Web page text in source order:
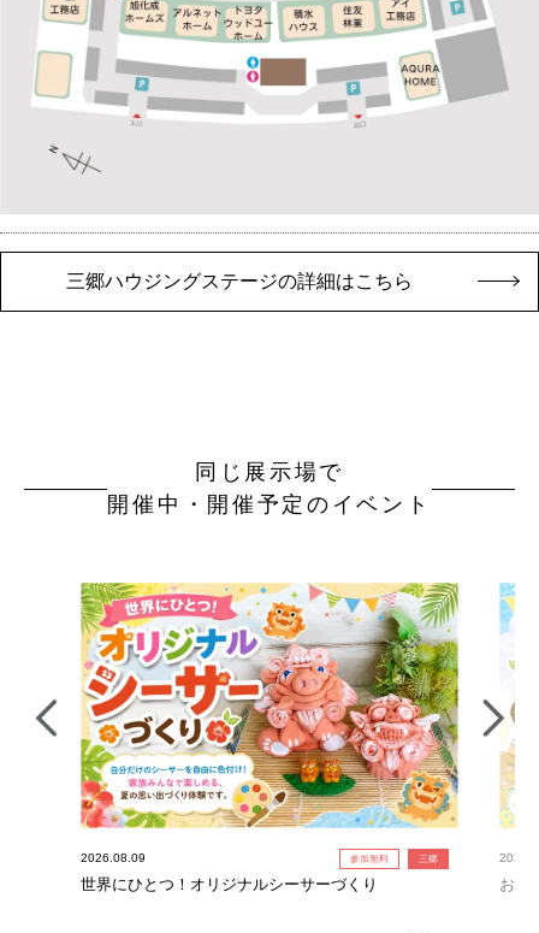
三郷ハウジングステージの詳細はこちら
同じ展示場で
開催中・開催予定のイベント
2026.08.09 参加無料 三郷
世界にひとつ！オリジナルシーサーづくり お絵